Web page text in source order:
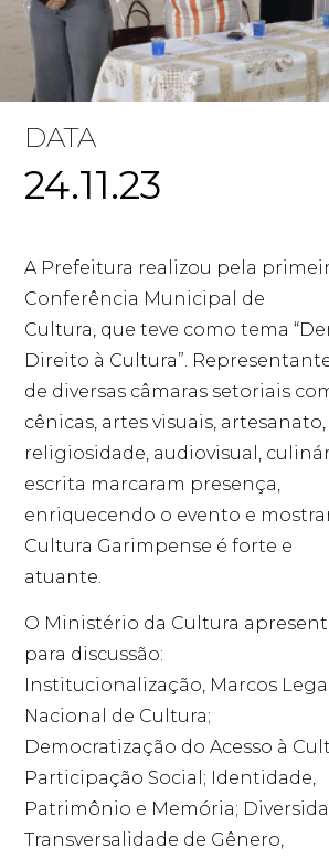
DATA
24.11.23
A Prefeitura realizou pela
Conferência Municipal de
Cultura, que teve como tema
Direito à Cultura”.
de diversas câmaras setoriais
cênicas, artes visuais, artesanato,
religiosidade, audiovisual,
escrita marcaram presença,
enriquecendo o evento e
Cultura Garimpense é forte e
atuante.
O Ministério da Cultura
para discussão:
Institucionalização, Marcos
Nacional de Cultura;
Democratização do Acesso à
Participação Social; Identidade,
Patrimônio e Memória;
Transversalidade de Gênero,